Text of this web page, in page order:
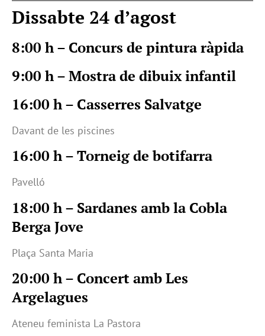
Dissabte 24 d’agost
8:00 h – Concurs de pintura ràpida
9:00 h – Mostra de dibuix infantil
16:00 h – Casserres Salvatge
Davant de les piscines
16:00 h – Torneig de botifarra
Pavelló
18:00 h – Sardanes amb la Cobla
Berga Jove
Plaça Santa Maria
20:00 h – Concert amb Les
Argelagues
Ateneu feminista La Pastora